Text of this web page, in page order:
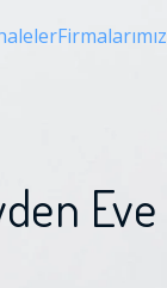
Firmalarımız